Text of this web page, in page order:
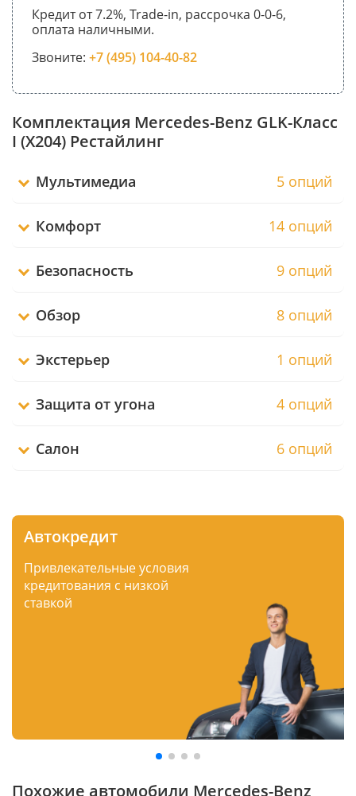
Кредит от 7.2%, Trade-in, рассрочка 0-0-6,
оплата наличными.
Звоните: +7 (495) 104-40-82
Комплектация Mercedes-Benz GLK-Класс
I (X204) Рестайлинг
Мультимедиа 5 опций
Комфорт 14 опций
Безопасность 9 опций
Обзор 8 опций
Экстерьер 1 опций
Защита от угона 4 опций
Салон 6 опций
Автокредит
Привлекательные условия
кредитования с низкой
ставкой
Похожие автомобили Mercedes-Benz